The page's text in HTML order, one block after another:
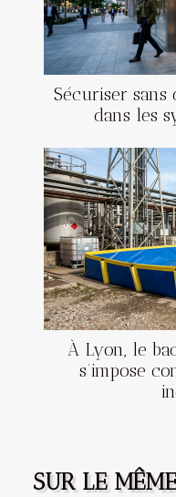
Sécuriser
dans les
À Lyon, le
s’impose
SUR LE